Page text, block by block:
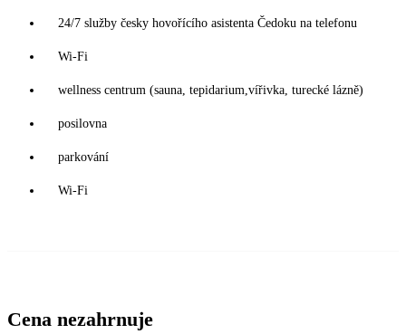
24/7 služby česky hovořícího asistenta Čedoku na telefonu
Wi-Fi
wellness centrum (sauna, tepidarium,vířivka, turecké lázně)
posilovna
parkování
Wi-Fi
Cena nezahrnuje